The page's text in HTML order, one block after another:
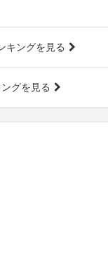
キングを見る
グを見る